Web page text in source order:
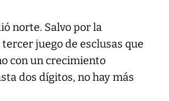
norte. Salvo por la
juego de esclusas que
con un crecimiento
dos dígitos, no hay más